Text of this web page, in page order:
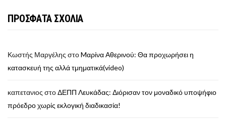
ΠΡΟΣΦΑΤΑ ΣΧΟΛΙΑ
Κωστής Μαργέλης στοMαρίνα Αθερινού: Θα προχωρήσει η
κατασκευή της αλλά τμηματικά(video)
καπετανιος στοΔΕΠΠ Λευκάδας: Διόρισαν τον μοναδικό υποψήφιο
πρόεδρο χωρίς εκλογική διαδικασία!